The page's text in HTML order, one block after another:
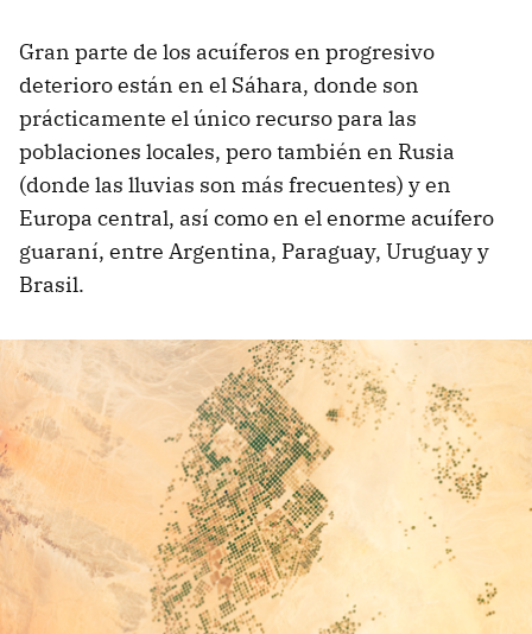
Gran parte de los acuíferos en progresivo
deterioro están en el Sáhara, donde son
prácticamente el único recurso para las
poblaciones locales, pero también en Rusia
(donde las lluvias son más frecuentes) y en
Europa central, así como en el enorme acuífero
guaraní, entre Argentina, Paraguay, Uruguay y
Brasil.